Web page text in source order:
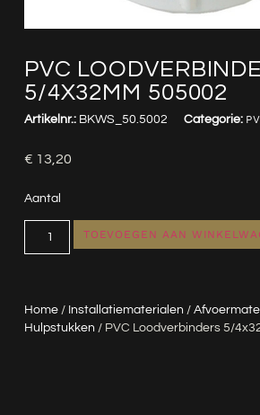
PVC
5/4X32MM 505002
Home/ Installatiematerialen /
Hulpstukken / PVC Loodverbinders 5/
Artikelnr.: BKWS_50.5002 Categorie:
€ 13,20
Aantal
TOEVOEGEN AAN